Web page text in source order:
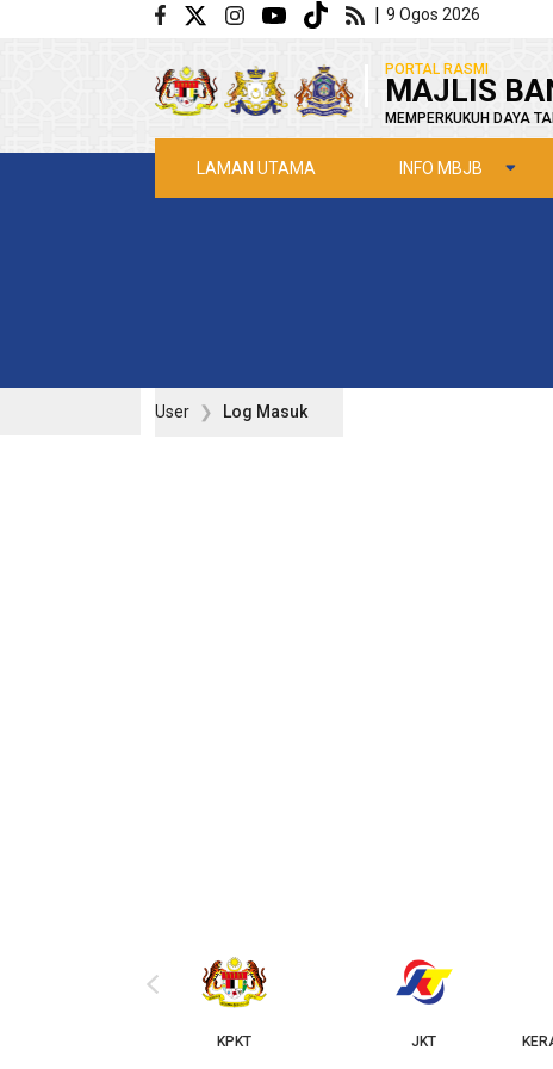
Langkau ke kandungan utama | 9 Ogos 2026
PORTAL RASMI
MAJLIS
MEMPERKUKUH DAYA
LAMAN UTAMA INFO MBJB
User Log Masuk
KPKT JKT
‹